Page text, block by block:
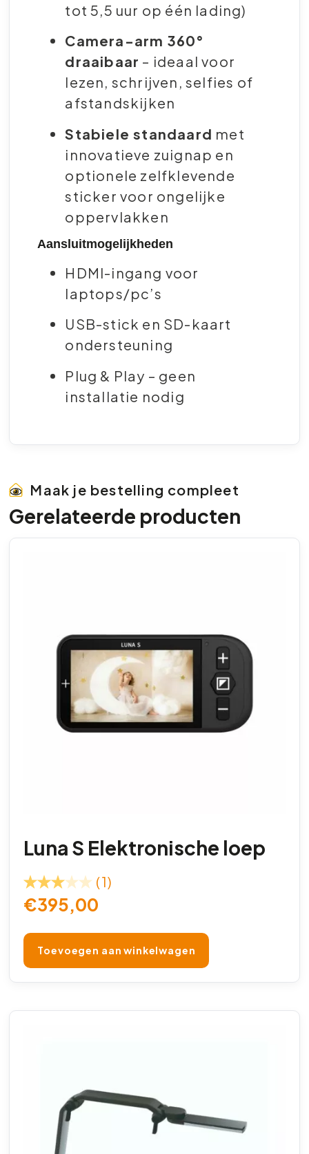
tot 5,5 uur op één lading)
Camera-arm 360°
draaibaar – ideaal voor
lezen, schrijven, selfies of
afstandskijken
Stabiele standaard met
innovatieve zuignap en
optionele zelfklevende
sticker voor ongelijke
oppervlakken
Aansluitmogelijkheden
HDMI-ingang voor
laptops/pc’s
USB-stick en SD-kaart
ondersteuning
Plug & Play – geen
installatie nodig
Maak je bestelling compleet
Gerelateerde producten
Luna S Elektronische loep
(1)
€395,00
Toevoegen aan winkelwagen